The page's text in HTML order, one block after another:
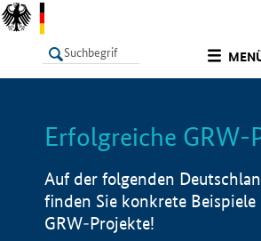
LISTE
Erfolgreiche GRW-
Auf der folgenden
finden Sie konkrete
GRW-Projekte!